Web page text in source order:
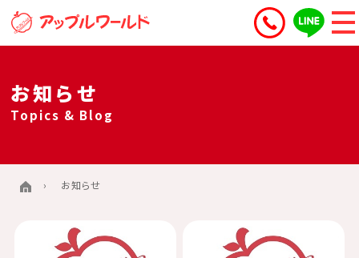
お知らせ
Topics & Blog
お知らせ